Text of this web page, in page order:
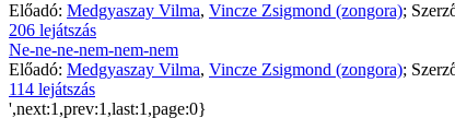
Előadó: Medgyaszay Vilma, Vincze Zsigmond (zongora);
206 lejátszás
Ne-ne-ne-nem-nem-nem
Előadó: Medgyaszay Vilma, Vincze Zsigmond (zongora);
114 lejátszás
',next:1,prev:1,last:1,page:0}